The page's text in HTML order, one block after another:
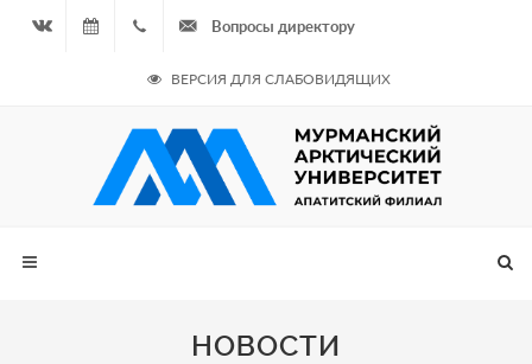
07.08.2026
- Чётная
неделя
964
687
Вопросы директору
ВЕРСИЯ ДЛЯ СЛАБОВИДЯЩИХ
НОВОСТИ